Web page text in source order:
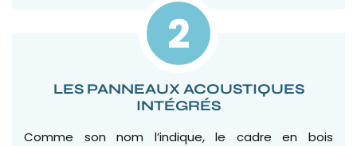
2
LES PANNEAUX ACOUSTIQUES
INTÉGRÉS
Comme son nom l’indique, le cadre en bois